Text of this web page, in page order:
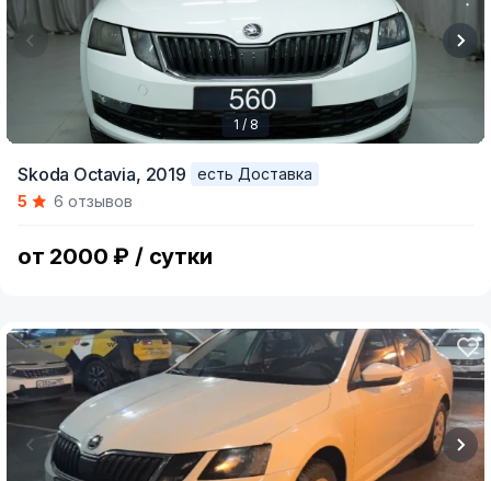
of
1 / 8
Skoda Octavia, 2019
есть Доставка
5
6 отзывов
от 2000 ₽ / сутки